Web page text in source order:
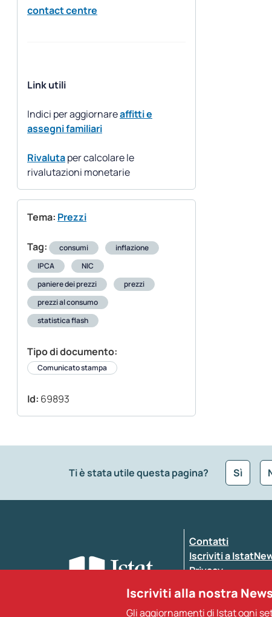
contact centre
Link utili
Indici per aggiornareaffitti e
assegni familiari
Rivalutaper calcolare le
rivalutazioni monetarie
Tema: Prezzi
Tag: consumi
inflazione
IPCA
NIC
paniere dei prezzi
prezzi
prezzi al consumo
statistica flash
Tipo di documento:
Comunicato stampa
Id: 69893
Ti è stata utile questa pagina? Sì
Inserisci il tuo commento
Contatti
Iscriviti a
Privacy
Iscriviti alla nostra
Gli aggiornamenti di Istat ogni